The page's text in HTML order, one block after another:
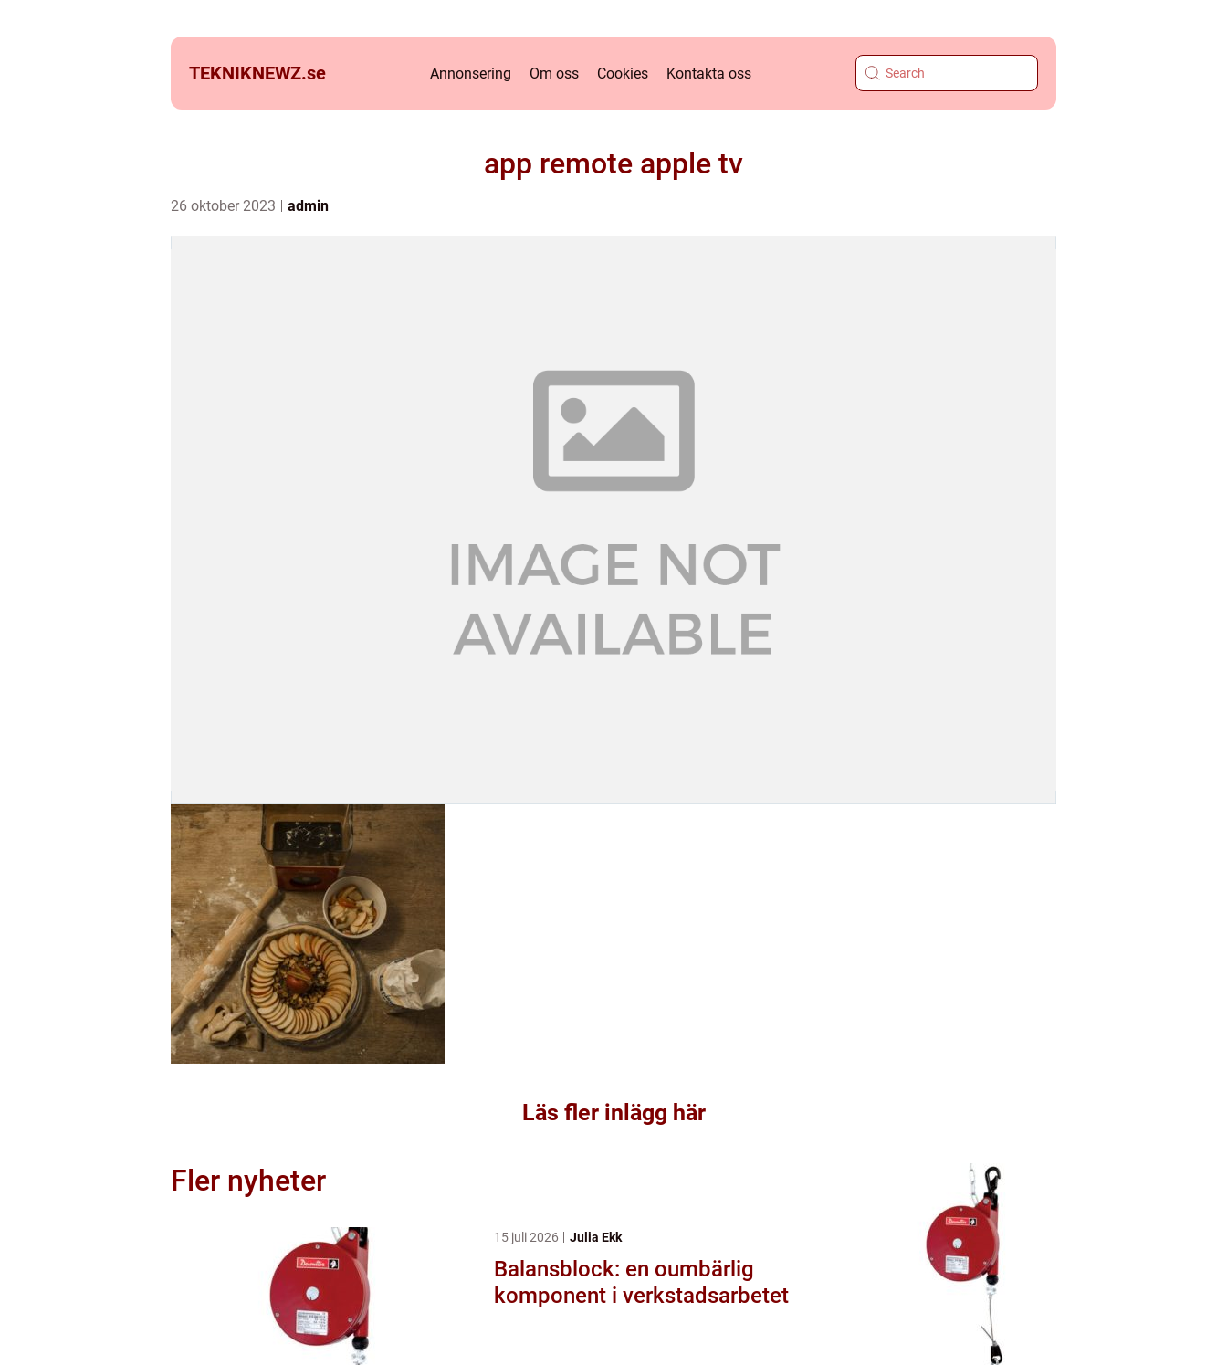
TEKNIKNEWZ.se Annonsering Om oss Cookies Kontakta oss
app remote apple tv
26 oktober 2023 admin
Läs fler inlägg här
Fler nyheter
15 juli 2026 Julia Ekk
Balansblock: en oumbärlig
komponent i verkstadsarbetet